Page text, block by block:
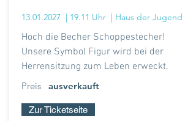
13.01.2027 | 19.11 Uhr | Haus der Jugend
Hoch die Becher Schoppestecher!
Unsere Symbol Figur wird bei der
Herrensitzung zum Leben erweckt.
ausverkauft
Preis
Zur Ticketseite